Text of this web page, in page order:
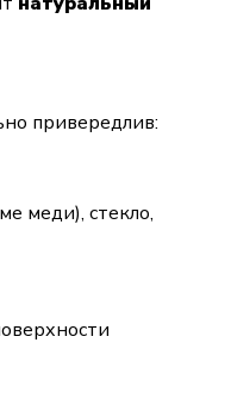
привередлив:
меди), стекло,